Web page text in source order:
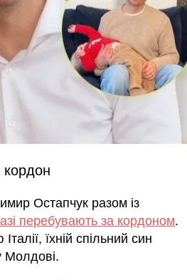
кордон
Остапчук разом із
перебувають за кордоном.
їхній спільний син
Молдові.